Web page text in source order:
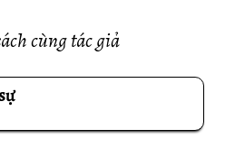
cùng tác giả